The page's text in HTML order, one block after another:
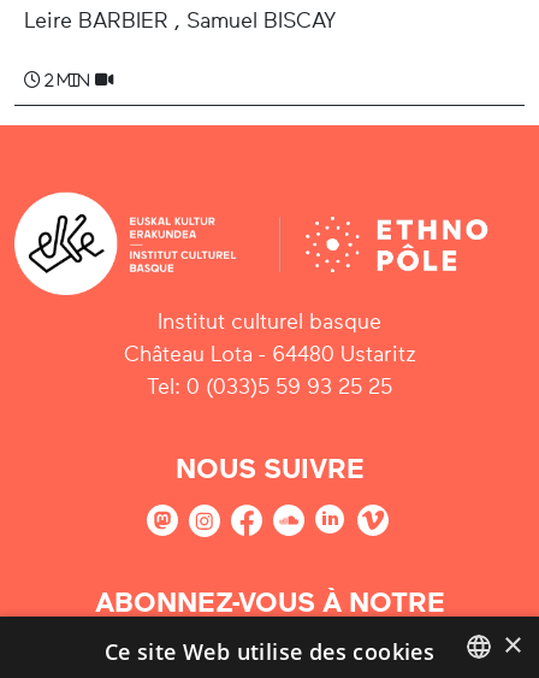
Leire BARBIER , Samuel BISCAY
2 min
Institut culturel basque
Château Lota - 64480 Ustaritz
Tel: 0 (033)5 59 93 25 25
NOUS SUIVRE
ABONNEZ-VOUS À NOTRE
NEWSLETTER
×
Ce site Web utilise des cookies